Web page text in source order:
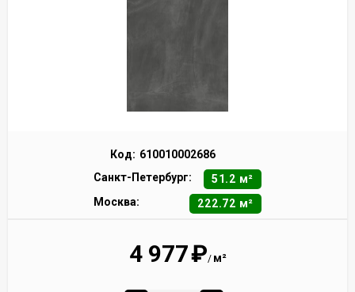
Код: 610010002686
Санкт-Петербург:
51.2 м²
Москва:
222.72 м²
4 977₽/ м²